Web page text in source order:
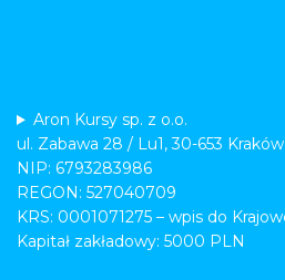
Aron Kursy sp. z o.o.
ul. Zabawa 28 / Lu1, 30-653
NIP: 6793283986
REGON: 527040709
KRS: 0001071275 – wpis do
Kapitał zakładowy: 5000 PLN